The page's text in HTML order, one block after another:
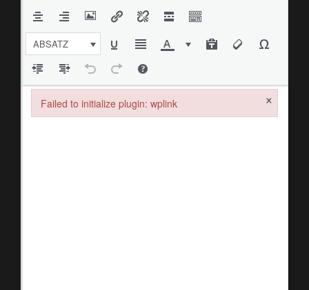
ABSATZ
Failed to initialize plugin: wplink ×
Failed to initialize plugin: wplink